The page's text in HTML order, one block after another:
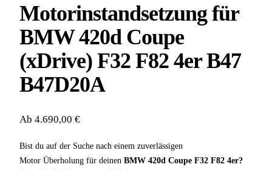
Motorinstandsetzung für
BMW 420d Coupe
(xDrive) F32 F82 4er B47
B47D20A
Ab 4.690,00 €
Bist du auf der Suche nach einem zuverlässigen
Motor Überholung für deinen BMW 420d Coupe F32 F82 4er?